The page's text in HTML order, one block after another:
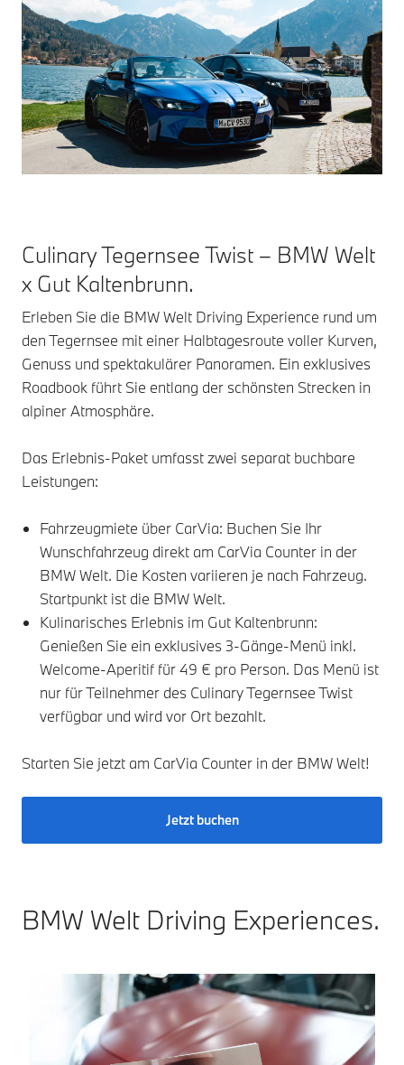
Culinary Tegernsee Twist – BMW Welt
x Gut Kaltenbrunn.
Erleben Sie die BMW Welt Driving Experience rund um
den Tegernsee mit einer Halbtagesroute voller Kurven,
Genuss und spektakulärer Panoramen. Ein exklusives
Roadbook führt Sie entlang der schönsten Strecken in
alpiner Atmosphäre.
Das Erlebnis-Paket umfasst zwei separat buchbare
Leistungen:
Fahrzeugmiete über CarVia: Buchen Sie Ihr
Wunschfahrzeug direkt am CarVia Counter in der
BMW Welt. Die Kosten variieren je nach Fahrzeug.
Startpunkt ist die BMW Welt.
Kulinarisches Erlebnis im Gut Kaltenbrunn:
Genießen Sie ein exklusives 3-Gänge-Menü inkl.
Welcome-Aperitif für 49 € pro Person. Das Menü ist
nur für Teilnehmer des Culinary Tegernsee Twist
verfügbar und wird vor Ort bezahlt.
Starten Sie jetzt am CarVia Counter in der BMW Welt!
Jetzt buchen
BMW Welt Driving Experiences.